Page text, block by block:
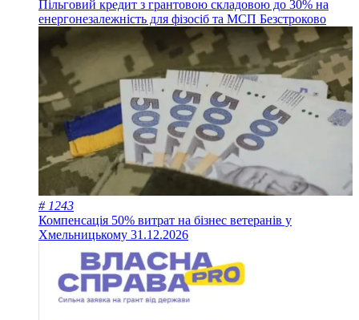
Пільговий кредит з грантовою складовою до 30% на
енергонезалежність для фізосіб та МСП Безстроково
# 1243
Компенсація 50% витрат на бізнес ветеранів у
Хмельницькому 31.12.2026